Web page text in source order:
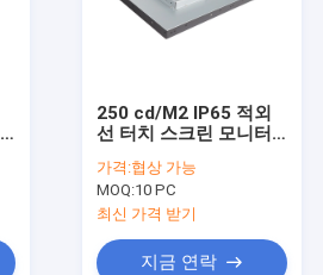
250 cd/M2 IP65 적외
선 터치 스크린 모니터
가격:협상 가능
MOQ:10 PC
최신 가격 받기
지금 연락